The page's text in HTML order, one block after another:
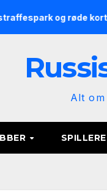
røde kort: Overblik
Alt
SPILLERE